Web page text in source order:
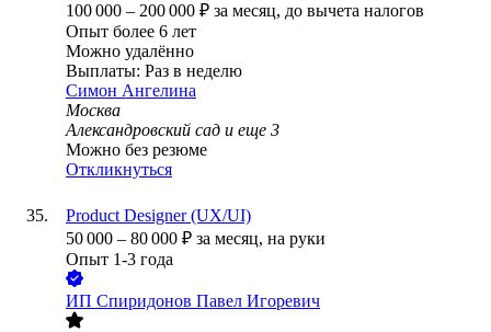
100 000 – 200 000 ₽ за месяц, до вычета налогов
Опыт более 6 лет
Можно удалённо
Выплаты: Раз в неделю
Симон Ангелина
Москва
Александровский сад и еще 3
Можно без резюме
Откликнуться
Product Designer (UX/UI)
50 000 – 80 000 ₽ за месяц, на руки
Опыт 1-3 года
ИП Спиридонов Павел Игоревич